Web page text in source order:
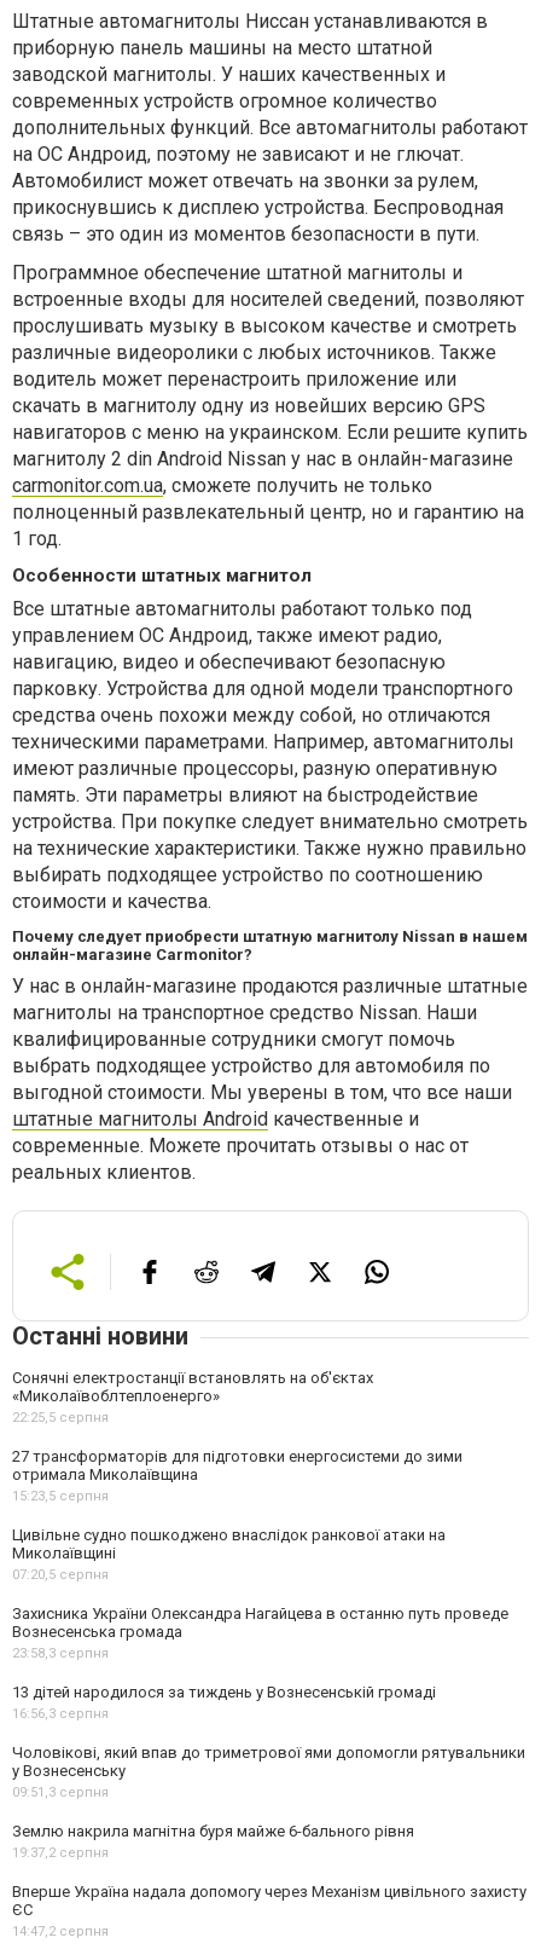
Штатные автомагнитолы Ниссан устанавливаются в
приборную панель машины на место штатной
заводской магнитолы. У наших качественных и
современных устройств огромное количество
дополнительных функций. Все автомагнитолы работают
на ОС Андроид, поэтому не зависают и не глючат.
Автомобилист может отвечать на звонки за рулем,
прикоснувшись к дисплею устройства. Беспроводная
связь – это один из моментов безопасности в пути.
Программное обеспечение штатной магнитолы и
встроенные входы для носителей сведений, позволяют
прослушивать музыку в высоком качестве и смотреть
различные видеоролики с любых источников. Также
водитель может перенастроить приложение или
скачать в магнитолу одну из новейших версию GPS
навигаторов с меню на украинском. Если решите купить
магнитолу 2 din Android Nissan у нас в онлайн-магазине
carmonitor.com.ua, сможете получить не только
полноценный развлекательный центр, но и гарантию на
1 год.
Особенности штатных магнитол
Все штатные автомагнитолы работают только под
управлением ОС Андроид, также имеют радио,
навигацию, видео и обеспечивают безопасную
парковку. Устройства для одной модели транспортного
средства очень похожи между собой, но отличаются
техническими параметрами. Например, автомагнитолы
имеют различные процессоры, разную оперативную
память. Эти параметры влияют на быстродействие
устройства. При покупке следует внимательно смотреть
на технические характеристики. Также нужно правильно
выбирать подходящее устройство по соотношению
стоимости и качества.
Почему следует приобрести штатную магнитолу Nissan в нашем
онлайн-магазине Carmonitor?
У нас в онлайн-магазине продаются различные штатные
магнитолы на транспортное средство Nissan. Наши
квалифицированные сотрудники смогут помочь
выбрать подходящее устройство для автомобиля по
выгодной стоимости. Мы уверены в том, что все наши
штатные магнитолы Android качественные и
современные. Можете прочитать отзывы о нас от
реальных клиентов.
Останні новини
Сонячні електростанції встановлять на об'єктах
«Миколаївоблтеплоенерго»
22:25,5 серпня
27 трансформаторів для підготовки енергосистеми до зими
отримала Миколаївщина
15:23,5 серпня
Цивільне судно пошкоджено внаслідок ранкової атаки на
Миколаївщині
07:20,5 серпня
Захисника України Олександра Нагайцева в останню путь проведе
Вознесенська громада
23:58,3 серпня
13 дітей народилося за тиждень у Вознесенській громаді
16:56,3 серпня
Чоловікові, який впав до триметрової ями допомогли рятувальники
у Вознесенську
09:51,3 серпня
Землю накрила магнітна буря майже 6-бального рівня
19:37,2 серпня
Вперше Україна надала допомогу через Механізм цивільного захисту
ЄС
14:47,2 серпня